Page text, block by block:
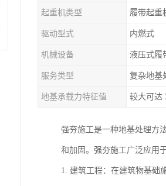
起重机类型 履带起重
驱动型式 内燃式
机械设备 液压式履
服务类型 复杂地基
地基承载力特征值 较大可达
强夯施工是一种地基处理方
和加固。强夯施工广泛应用
1. 建筑工程：在建筑物基础